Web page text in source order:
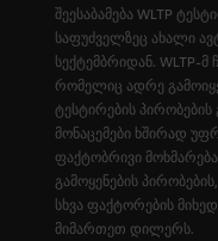
შეესაბამება WLTP
საფუძველზეც ახალი
სექტემბრიდან. WLTP-
რომელიც ადრე
ტესტირების
მონაცემები ხშირად
ფაქტობრივი
გამოყენების
სხვა ფაქტორების
მიმართეთ დილერს.